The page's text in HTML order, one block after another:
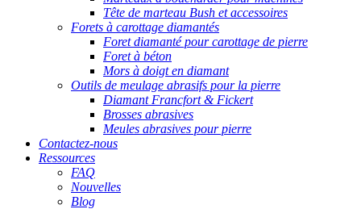
Tête de marteau Bush et accessoires
Forets à carottage diamantés
Foret diamanté pour carottage de pierre
Foret à béton
Mors à doigt en diamant
Outils de meulage abrasifs pour la pierre
Diamant Francfort & Fickert
Brosses abrasives
Meules abrasives pour pierre
Contactez-nous
Ressources
FAQ
Nouvelles
Blog